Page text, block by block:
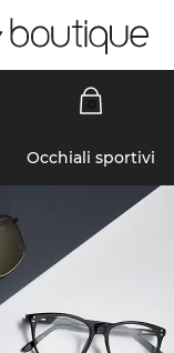
Occhiali sportivi